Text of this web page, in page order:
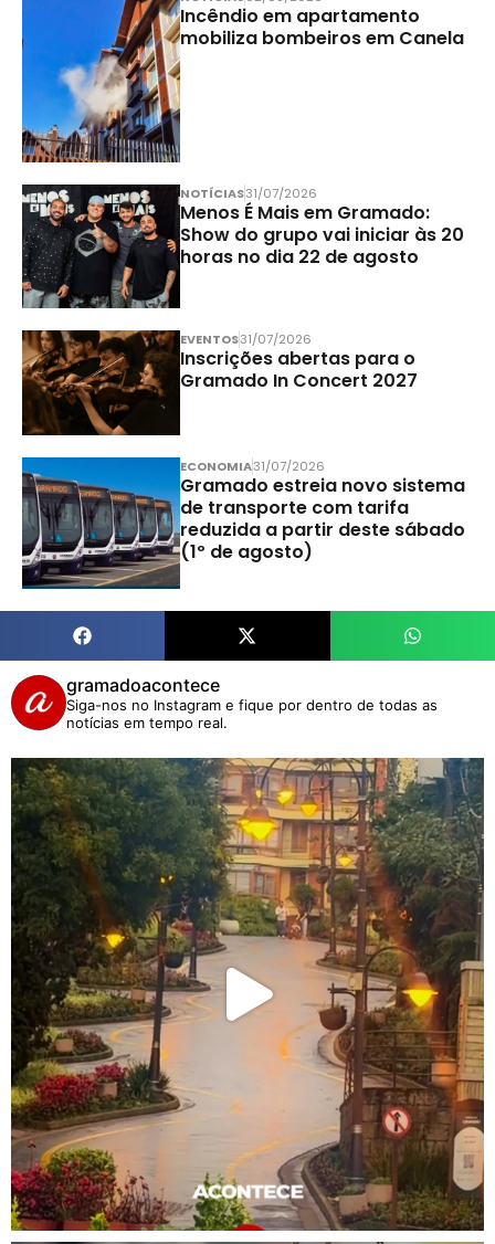
Incêndio em apartamento
mobiliza bombeiros em Canela
NOTÍCIAS31/07/2026
Menos É Mais em Gramado:
Show do grupo vai iniciar às 20
horas no dia 22 de agosto
EVENTOS31/07/2026
Inscrições abertas para o
Gramado In Concert 2027
ECONOMIA31/07/2026
Gramado estreia novo sistema
de transporte com tarifa
reduzida a partir deste sábado
(1º de agosto)
gramadoacontece
Siga-nos no Instagram e fique por dentro de todas as
notícias em tempo real.